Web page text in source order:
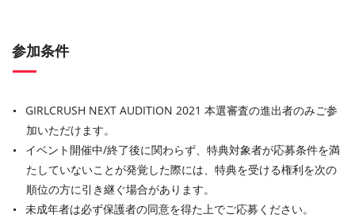
参加条件
GIRLCRUSH NEXT AUDITION 2021 本選審査の進出者のみご参
加いただけます。
イベント開催中/終了後に関わらず、特典対象者が応募条件を満
たしていないことが発覚した際には、特典を受ける権利を次の
順位の方に引き継ぐ場合があります。
未成年者は必ず保護者の同意を得た上でご応募ください。